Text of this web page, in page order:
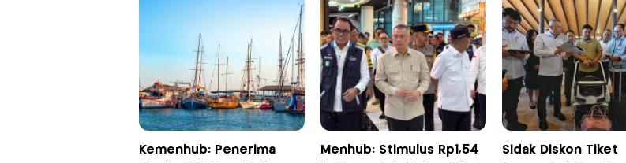
Kemenhub: Penerima
Menhub: Stimulus Rp1,54
Sidak Diskon Tiket